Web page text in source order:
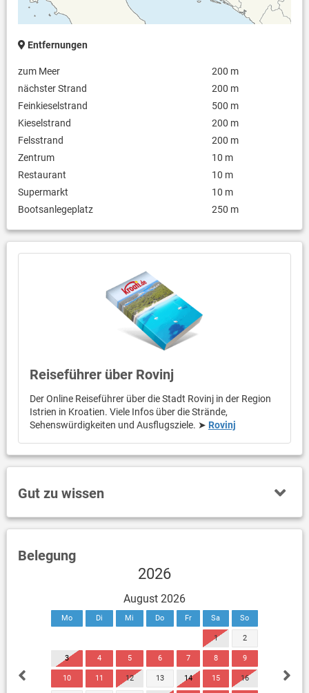
Entfernungen
zum Meer
200 m
nächster Strand
200 m
Feinkieselstrand
500 m
Kieselstrand
200 m
Felsstrand
200 m
Zentrum
10 m
Restaurant
10 m
Supermarkt
10 m
Bootsanlegeplatz
250 m
Reiseführer über Rovinj
Der Online Reiseführer über die Stadt Rovinj in der Region
Istrien in Kroatien. Viele Infos über die Strände,
Sehenswürdigkeiten und Ausflugsziele. ➤ Rovinj
Gut zu wissen
Belegung
2026
August 2026
Mo Di Mi Do Fr Sa So
1 2
3 4 5 6 7 8 9
10 11 12 13 14 15 16